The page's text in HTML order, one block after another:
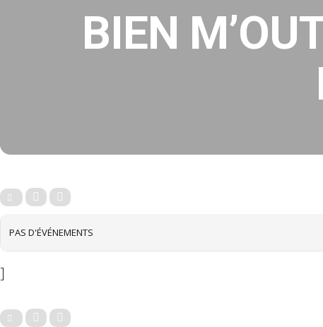
BIEN
PAS D'ÉVÉNEMENTS
]